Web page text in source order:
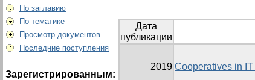
По заглавию
По тематике
Просмотр документов
Последние поступления
Зарегистрированным:
Дата
публикации
2019 Cooperatives in